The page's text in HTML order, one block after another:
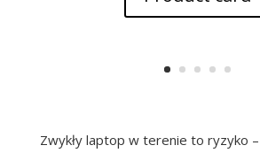
Zwykły laptop w terenie to ryzyko